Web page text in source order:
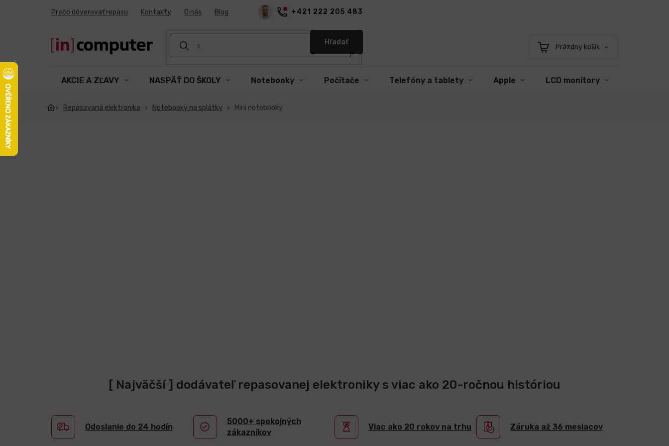
+421 222 205 483
Prečo dôverovať repasu Kontakty O nás Blog
Hľadať
Nákupný
Prázdny košík
AKCIE A ZĽAVY NASPÄŤ DO ŠKOLY Notebooky Počítače Telefóny a tablety Apple LCD monitory
Repasovaná elektronika Notebooky na splátky Mini notebooky
[ Najväčší ] dodávateľ repasovanej elektroniky s viac ako 20-ročnou históriou
Odoslanie do 24 hodín
5000+ spokojných
zákazníkov
Viac ako 20 rokov na trhu Záruka až 36 mesiacov